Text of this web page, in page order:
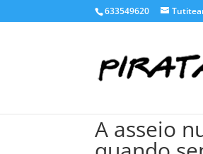
633549620
A asseio